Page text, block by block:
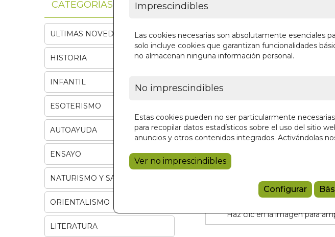
Imprescindibles
Las cookies necesarias son absolutamente esenciales
solo incluye cookies que garantizan funcionalidades
no almacenan ninguna información personal.
No imprescindibles
Estas cookies pueden no ser particularmente
para recopilar datos estadísticos sobre el uso del sitio
anuncios y otros contenidos integrados. Activándolas
Ver no imprescindibles
Configurar
Haz clic en la imagen para
CATEGORÍAS
ULTIMAS NOVEDADES
HISTORIA
INFANTIL
ESOTERISMO
AUTOAYUDA
ENSAYO
NATURISMO Y SALUD
ORIENTALISMO
LITERATURA